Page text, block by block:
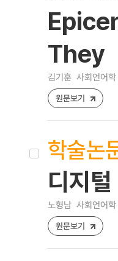
They
김기훈 사회언어
원문보기
학술논
디지
노형남 사회언어
원문보기